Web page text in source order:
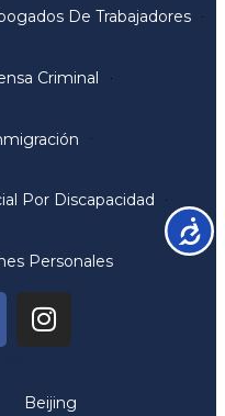
De Trabajadores
Criminal
Por Discapacidad
Personales
Beijing